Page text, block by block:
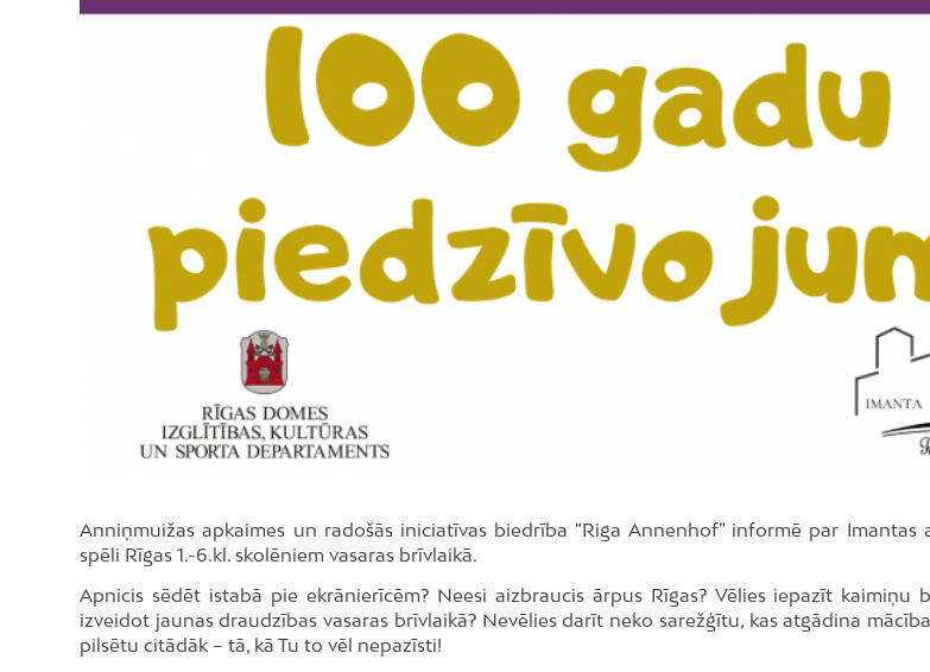
Anniņmuižas apkaimes un radošās iniciatīvas biedrība “Riga Annenhof” informē par Imantas
spēli Rīgas 1.-6.kl. skolēniem vasaras brīvlaikā.
Apnicis sēdēt istabā pie ekrānierīcēm? Neesi aizbraucis ārpus Rīgas? Vēlies iepazīt kaimiņu
izveidot jaunas draudzības vasaras brīvlaikā? Nevēlies darīt neko sarežģītu, kas atgādina
pilsētu citādāk – tā, kā Tu to vēl nepazīsti!